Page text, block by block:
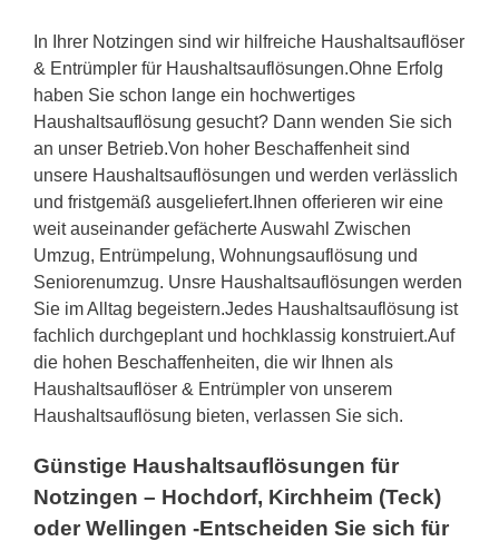
In Ihrer Notzingen sind wir hilfreiche Haushaltsauflöser
& Entrümpler für Haushaltsauflösungen.Ohne Erfolg
haben Sie schon lange ein hochwertiges
Haushaltsauflösung gesucht? Dann wenden Sie sich
an unser Betrieb.Von hoher Beschaffenheit sind
unsere Haushaltsauflösungen und werden verlässlich
und fristgemäß ausgeliefert.Ihnen offerieren wir eine
weit auseinander gefächerte Auswahl Zwischen
Umzug, Entrümpelung, Wohnungsauflösung und
Seniorenumzug. Unsre Haushaltsauflösungen werden
Sie im Alltag begeistern.Jedes Haushaltsauflösung ist
fachlich durchgeplant und hochklassig konstruiert.Auf
die hohen Beschaffenheiten, die wir Ihnen als
Haushaltsauflöser & Entrümpler von unserem
Haushaltsauflösung bieten, verlassen Sie sich.
Günstige Haushaltsauflösungen für
Notzingen – Hochdorf, Kirchheim (Teck)
oder Wellingen -Entscheiden Sie sich für